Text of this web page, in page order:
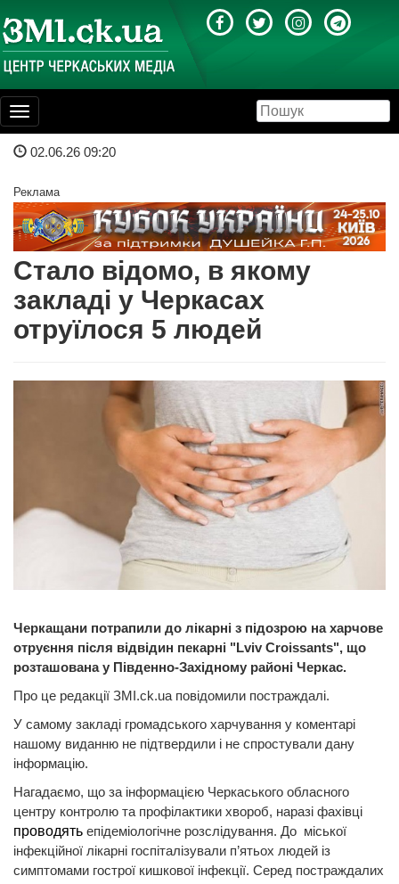
Toggle
navigation
02.06.26 09:20
Реклама
Стало відомо, в якому
закладі у Черкасах
отруїлося 5 людей
Черкащани потрапили до лікарні з підозрою на харчове
отруєння після відвідин пекарні "Lviv Croissants", що
розташована у Південно-Західному районі Черкас.
Про це редакції ЗМІ.ck.ua повідомили постраждалі.
У самому закладі громадського харчування у коментарі
нашому виданню не підтвердили і не спростували дану
інформацію.
Нагадаємо, що за інформацією Черкаського обласного
центру контролю та профілактики хвороб, наразі фахівці
проводять епідеміологічне розслідування. До міської
інфекційної лікарні госпіталізували п’ятьох людей із
симптомами гострої кишкової інфекції. Серед постраждалих